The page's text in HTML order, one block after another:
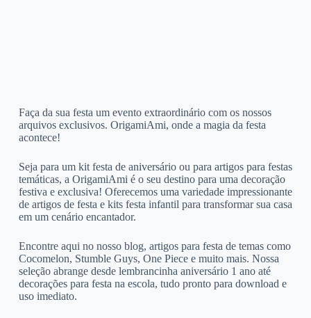
Faça da sua festa um evento extraordinário com os nossos
arquivos exclusivos. OrigamiAmi, onde a magia da festa
acontece!
Seja para um kit festa de aniversário ou para artigos para festas
temáticas, a OrigamiAmi é o seu destino para uma decoração
festiva e exclusiva! Oferecemos uma variedade impressionante
de artigos de festa e kits festa infantil para transformar sua casa
em um cenário encantador.
Encontre aqui no nosso blog, artigos para festa de temas como
Cocomelon, Stumble Guys, One Piece e muito mais. Nossa
seleção abrange desde lembrancinha aniversário 1 ano até
decorações para festa na escola, tudo pronto para download e
uso imediato.